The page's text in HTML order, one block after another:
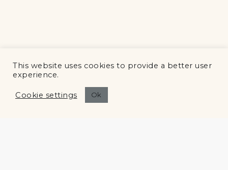
This website uses cookies to provide a better user
experience.
Cookie settings Ok